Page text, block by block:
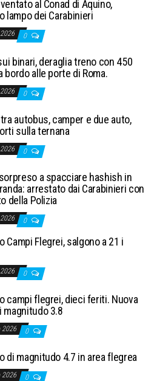
al Conad di Aquino,
lampo dei Carabinieri
0
binari, deraglia treno con 450
bordo alle porte di Roma.
0
autobus, camper e due auto,
sulla ternana
0
a spacciare hashish in
arrestato dai Carabinieri con
della Polizia
0
Campi Flegrei, salgono a 21 i
0
campi flegrei, dieci feriti. Nuova
magnitudo 3.8
2026 0
di magnitudo 4.7 in area flegrea
2026 0